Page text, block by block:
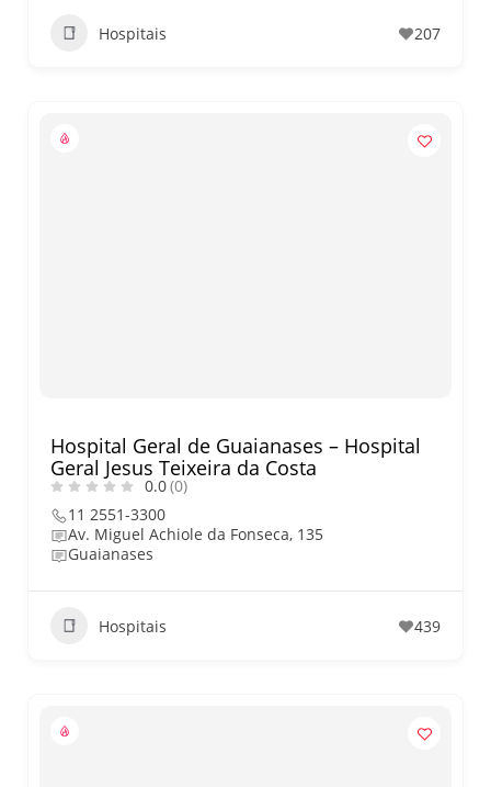
Hospitais 207
Hospital Geral de Guaianases – Hospital
Geral Jesus Teixeira da Costa
0.0(0)
11 2551-3300
Av. Miguel Achiole da Fonseca, 135
Guaianases
Hospitais 439